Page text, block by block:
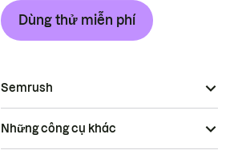
Dùng thử miễn phí
Semrush
Những công cụ khác